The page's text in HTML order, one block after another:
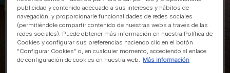
publicidad y contenido adecuado a sus intereses y hábitos de
navegación, y proporcionarle funcionalidades de redes sociales
(permitiéndole compartir contenido de nuestras webs a través de las
redes sociales). Puede obtener más información en nuestra Política de
Cookies y configurar sus preferencias haciendo clic en el botón
“Configurar Cookies” o, en cualquier momento, accediendo al enlace
de configuración de cookies en nuestra web. Más información